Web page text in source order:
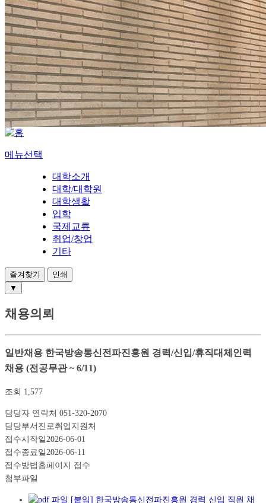
메뉴선택
대학소개
대학/대학원
대학생활
입학
국제교류
취업/창업
기타
즐겨찾기
인쇄
▼
채용의뢰
일반채용 한국방송통신전파진흥원 경력/신입/휴직대체인력
채용 (전공무관 ~ 6/11)
조회 1,577
담당자 연락처 051-320-2070
담당부서 진로취업지원처
접수시작일2026-06-01
접수종료일2026-06-11
접수방법 홈페이지 접수
첨부파일
[붙임] 한국방송통신전파진흥원 경력 신입 직원 채